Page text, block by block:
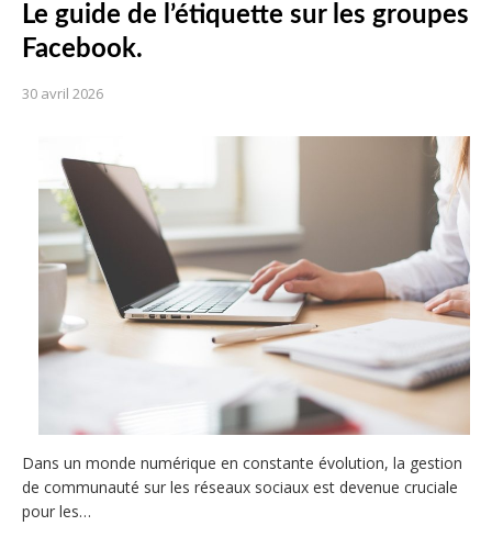
Le guide de l’étiquette sur les groupes
Facebook.
30 avril 2026
Dans un monde numérique en constante évolution, la gestion
de communauté sur les réseaux sociaux est devenue cruciale
pour les…